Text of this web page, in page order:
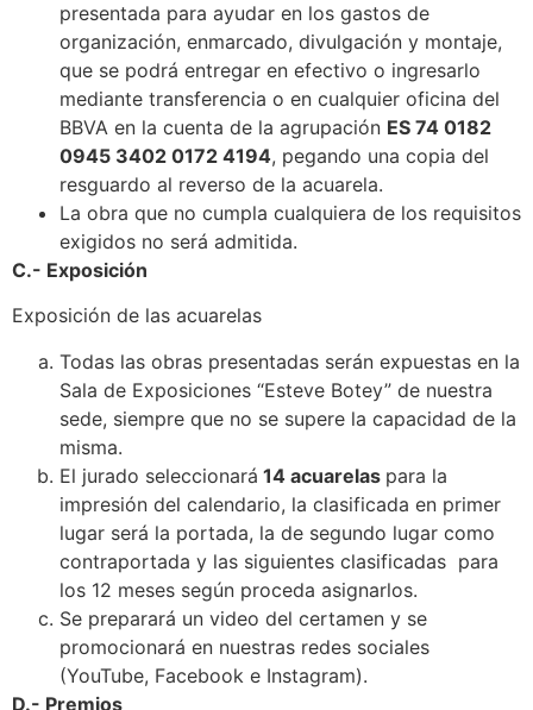
presentada para ayudar en los gastos de
organización, enmarcado, divulgación y montaje,
que se podrá entregar en efectivo o ingresarlo
mediante transferencia o en cualquier oficina del
BBVA en la cuenta de la agrupación ES 74 0182
0945 3402 0172 4194, pegando una copia del
resguardo al reverso de la acuarela.
La obra que no cumpla cualquiera de los requisitos
exigidos no será admitida.
C.- Exposición
Exposición de las acuarelas
Todas las obras presentadas serán expuestas en la
Sala de Exposiciones “Esteve Botey” de nuestra
sede, siempre que no se supere la capacidad de la
misma.
El jurado seleccionará 14 acuarelas para la
impresión del calendario, la clasificada en primer
lugar será la portada, la de segundo lugar como
contraportada y las siguientes clasificadas para
los 12 meses según proceda asignarlos.
Se preparará un video del certamen y se
promocionará en nuestras redes sociales
(YouTube, Facebook e Instagram).
D.- Premios